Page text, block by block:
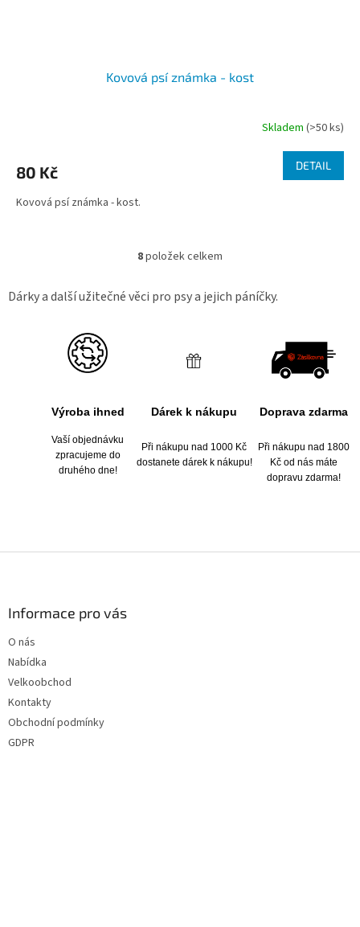
Kovová psí známka - kost
Skladem (>50 ks)
80 Kč DETAIL
Kovová psí známka - kost.
O
l
á
v
y
v
8položek celkem
Dárky a další užitečné věci pro psy a jejich páníčky.
Výroba ihned Dárek k nákupu Doprava zdarma
Vaší objednávku
zpracujeme do
druhého dne!
Při nákupu nad 1000 Kč
dostanete dárek k nákupu!
Při nákupu nad 1800
Kč od nás máte
dopravu zdarma!
Informace pro vás
O nás
Nabídka
Velkoobchod
Kontakty
Obchodní podmínky
GDPR